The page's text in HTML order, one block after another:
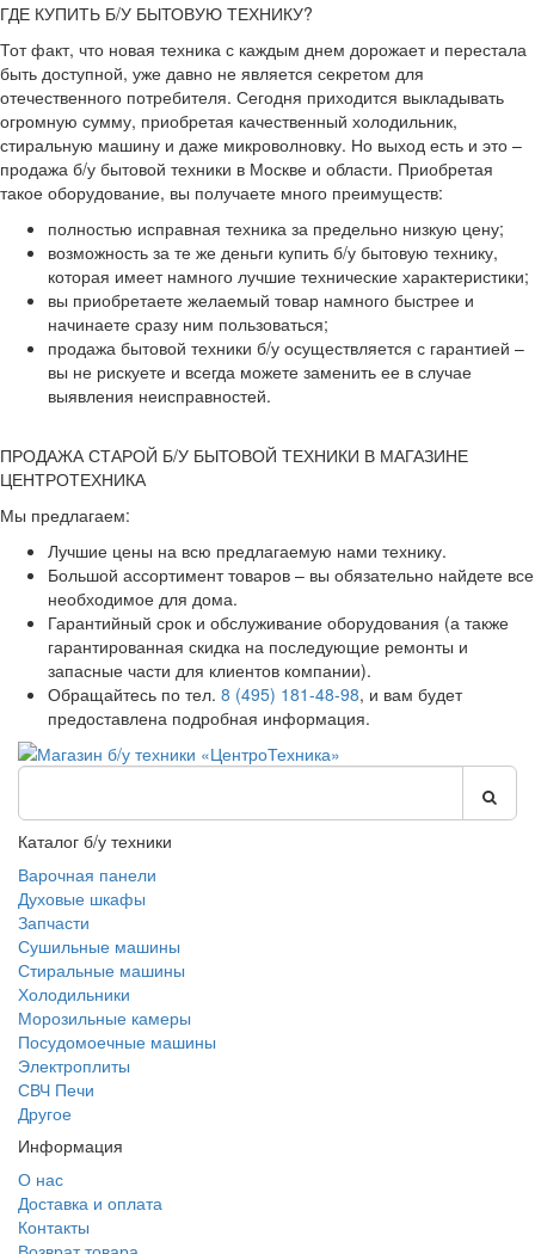
ГДЕ КУПИТЬ Б/У БЫТОВУЮ ТЕХНИКУ?
Тот факт, что новая техника с каждым днем дорожает и перестала
быть доступной, уже давно не является секретом для
отечественного потребителя. Сегодня приходится выкладывать
огромную сумму, приобретая качественный холодильник,
стиральную машину и даже микроволновку. Но выход есть и это –
продажа б/у бытовой техники в Москве и области. Приобретая
такое оборудование, вы получаете много преимуществ:
полностью исправная техника за предельно низкую цену;
возможность за те же деньги купить б/у бытовую технику,
которая имеет намного лучшие технические характеристики;
вы приобретаете желаемый товар намного быстрее и
начинаете сразу ним пользоваться;
продажа бытовой техники б/у осуществляется с гарантией –
вы не рискуете и всегда можете заменить ее в случае
выявления неисправностей.
ПРОДАЖА СТАРОЙ Б/У БЫТОВОЙ ТЕХНИКИ В МАГАЗИНЕ
ЦЕНТРОТЕХНИКА
Мы предлагаем:
Лучшие цены на всю предлагаемую нами технику.
Большой ассортимент товаров – вы обязательно найдете все
необходимое для дома.
Гарантийный срок и обслуживание оборудования (а также
гарантированная скидка на последующие ремонты и
запасные части для клиентов компании).
Обращайтесь по тел. 8 (495) 181-48-98, и вам будет
предоставлена подробная информация.
Каталог б/у техники
Варочная панели
Духовые шкафы
Запчасти
Сушильные машины
Стиральные машины
Холодильники
Морозильные камеры
Посудомоечные машины
Электроплиты
СВЧ Печи
Другое
Информация
О нас
Доставка и оплата
Контакты